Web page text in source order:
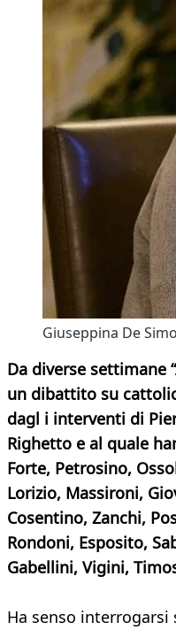
Giuseppina De
Da diverse settimane
un dibattito su
dagl i interventi di
Righetto e al quale
Forte, Petrosino,
Lorizio, Massironi,
Cosentino, Zanchi,
Rondoni, Esposito,
Gabellini, Vigini,
Ha senso